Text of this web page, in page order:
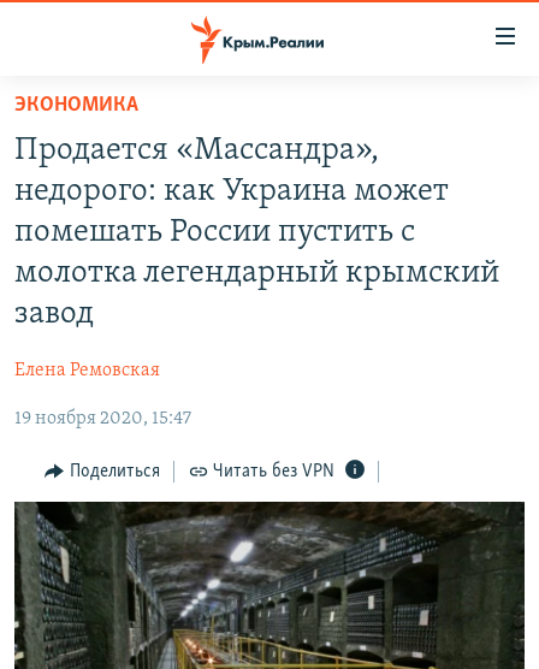
Вернуться
основному
содержанию
Вернутся
главной
навигации
СПЕЦПРОЕКТЫ
ЕЩЕ
ТЕЛЕПРОЕКТ КРЫМ.РЕАЛИИ
СОВЕТЫ ПРАВОЗАЩИТНИКОВ
ПРОПАВШИЕ БЕЗ ВЕСТИ
ПОБЕДИТЕЛЕЙ НЕ СУДЯТ?
КРЫМ.НЕПОКОРЕННЫЙ
ELIFBE
ПРИСОЕДИНЯЙТЕСЬ!
ЭКОНОМИКА
Продается «Массандра»,
недорого: как Украина может
помешать России пустить с
молотка легендарный крымский
завод
Елена Ремовская
19 ноября 2020, 15:47
Поделиться Читать без VPN